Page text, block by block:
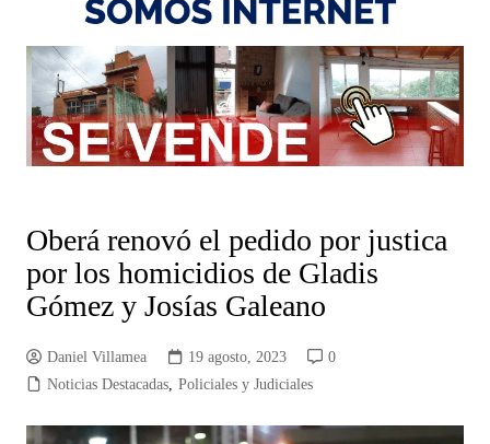
Oberá renovó el pedido por justica
por los homicidios de Gladis
Gómez y Josías Galeano
Daniel Villamea 19 agosto, 2023
0
Noticias Destacadas, Policiales y Judiciales